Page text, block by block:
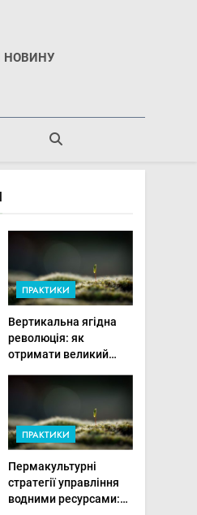
НОВИНУ
ПРАКТИКИ
Вертикальна ягідна
революція: як
отримати великий
мінімальній площі
ПРАКТИКИ
Пермакультурні
стратегії управління
водними ресурсами: